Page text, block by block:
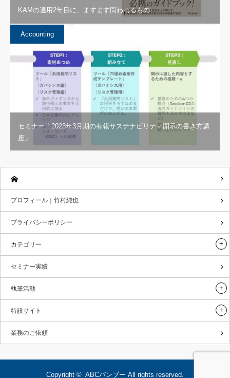
KAMの適用2年目に、ますます問われるもの
Accounting
セミナー「2023年3月期の有報サステナビリティ開示の書き方講
座」
プロフィール｜竹村純也
プライバシーポリシー
カテゴリー
セミナー実績
執筆活動
特設サイト
業務のご依頼
Copyright © ABCバンブー All rights reserved.